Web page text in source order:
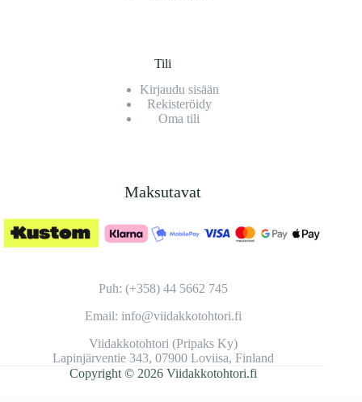
Tili
Kirjaudu sisään
Rekisteröidy
Oma tili
Maksutavat
Puh: (+358) 44 5662 745
Email: info@viidakkotohtori.fi
Viidakkotohtori (Pripaks Ky)
Lapinjärventie 343, 07900 Loviisa, Finland
Copyright © 2026 Viidakkotohtori.fi